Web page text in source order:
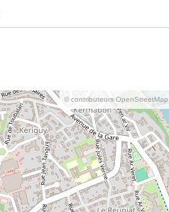
© contributeurs OpenStreetMap